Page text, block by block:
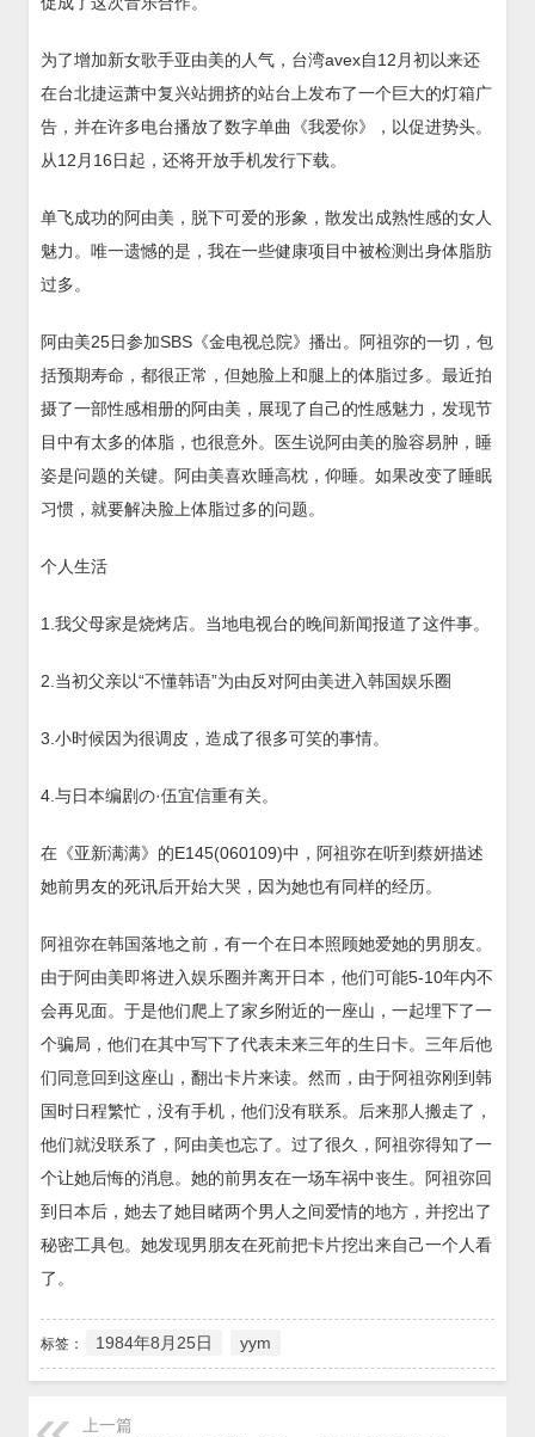
为了增加新女歌手亚由美的人气，台湾avex自12月初以来还
在台北捷运萧中复兴站拥挤的站台上发布了一个巨大的灯箱广
告，并在许多电台播放了数字单曲《我爱你》，以促进势头。
从12月16日起，还将开放手机发行下载。
单飞成功的阿由美，脱下可爱的形象，散发出成熟性感的女人
魅力。唯一遗憾的是，我在一些健康项目中被检测出身体脂肪
过多。
阿由美25日参加SBS《金电视总院》播出。阿祖弥的一切，包
括预期寿命，都很正常，但她脸上和腿上的体脂过多。最近拍
摄了一部性感相册的阿由美，展现了自己的性感魅力，发现节
目中有太多的体脂，也很意外。医生说阿由美的脸容易肿，睡
姿是问题的关键。阿由美喜欢睡高枕，仰睡。如果改变了睡眠
习惯，就要解决脸上体脂过多的问题。
个人生活
1.我父母家是烧烤店。当地电视台的晚间新闻报道了这件事。
2.当初父亲以“不懂韩语”为由反对阿由美进入韩国娱乐圈
3.小时候因为很调皮，造成了很多可笑的事情。
4.与日本编剧の·伍宜信重有关。
在《亚新满满》的E145(060109)中，阿祖弥在听到蔡妍描述
她前男友的死讯后开始大哭，因为她也有同样的经历。
阿祖弥在韩国落地之前，有一个在日本照顾她爱她的男朋友。
由于阿由美即将进入娱乐圈并离开日本，他们可能5-10年内不
会再见面。于是他们爬上了家乡附近的一座山，一起埋下了一
个骗局，他们在其中写下了代表未来三年的生日卡。三年后他
们同意回到这座山，翻出卡片来读。然而，由于阿祖弥刚到韩
国时日程繁忙，没有手机，他们没有联系。后来那人搬走了，
他们就没联系了，阿由美也忘了。过了很久，阿祖弥得知了一
个让她后悔的消息。她的前男友在一场车祸中丧生。阿祖弥回
到日本后，她去了她目睹两个男人之间爱情的地方，并挖出了
秘密工具包。她发现男朋友在死前把卡片挖出来自己一个人看
了。
标签： 1984年8月25日 yym
上一篇